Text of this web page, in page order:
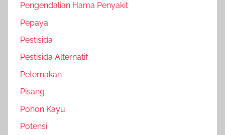
Pengendalian Hama Penyakit
Pepaya
Pestisida
Pestisida Alternatif
Peternakan
Pisang
Pohon Kayu
Potensi